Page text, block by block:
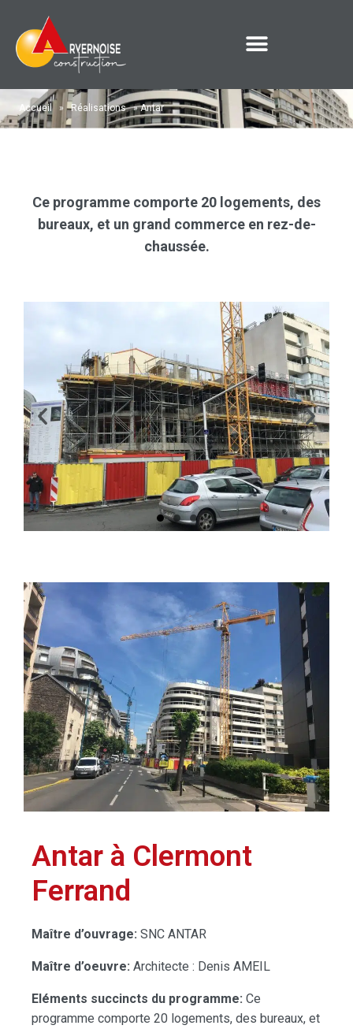
Accueil » Réalisations »Antar
Ce programme comporte 20 logements, des
bureaux, et un grand commerce en rez-de-
chaussée.
Antar à Clermont
Ferrand
Maître d’ouvrage: SNC ANTAR
Maître d’oeuvre: Architecte : Denis AMEIL
Eléments succincts du programme: Ce
programme comporte 20 logements, des bureaux, et